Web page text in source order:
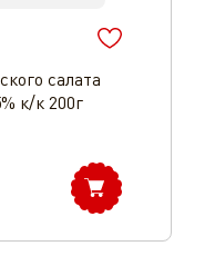
салата
к/к 200г